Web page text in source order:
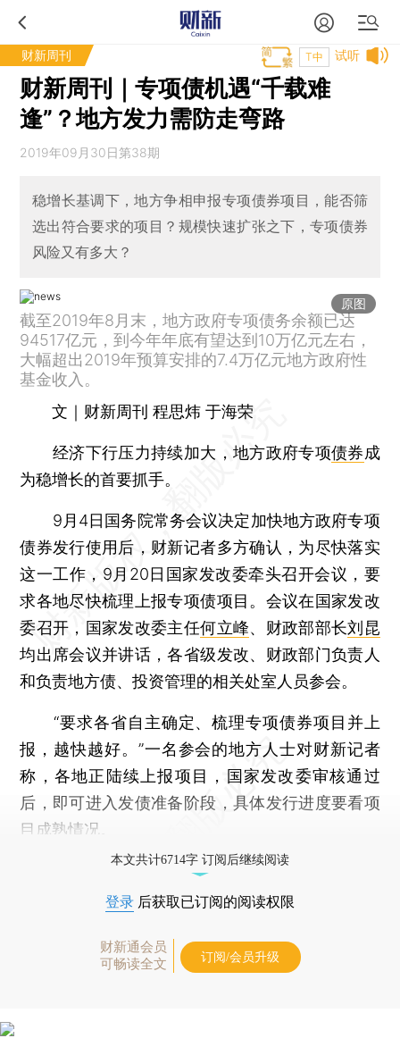
财新周刊 试听
T中
财新周刊｜专项债机遇“千载难
逢”？地方发力需防走弯路
2019年09月30日第38期
稳增长基调下，地方争相申报专项债券项目，能否筛
选出符合要求的项目？规模快速扩张之下，专项债券
风险又有多大？
原图
截至2019年8月末，地方政府专项债务余额已达
94517亿元，到今年年底有望达到10万亿元左右，
大幅超出2019年预算安排的7.4万亿元地方政府性
基金收入。
文｜财新周刊 程思炜 于海荣
经济下行压力持续加大，地方政府专项债券成
为稳增长的首要抓手。
9月4日国务院常务会议决定加快地方政府专项
债券发行使用后，财新记者多方确认，为尽快落实
这一工作，9月20日国家发改委牵头召开会议，要
求各地尽快梳理上报专项债项目。会议在国家发改
委召开，国家发改委主任何立峰、财政部部长刘昆
均出席会议并讲话，各省级发改、财政部门负责人
和负责地方债、投资管理的相关处室人员参会。
“要求各省自主确定、梳理专项债券项目并上
报，越快越好。”一名参会的地方人士对财新记者
称，各地正陆续上报项目，国家发改委审核通过
后，即可进入发债准备阶段，具体发行进度要看项
目成熟情况。
本文共计6714字 订阅后继续阅读
登录 后获取已订阅的阅读权限
财新通会员
可畅读全文
订阅/会员升级